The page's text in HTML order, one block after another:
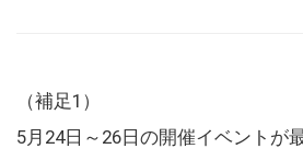
（補足1）
5月24日～26日の開催イベントが